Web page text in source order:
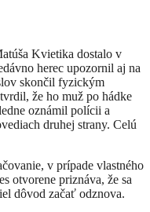
Kvietika dostalo v
herec upozornil aj na
skončil fyzickým
že ho muž po hádke
oznámil polícii a
druhej strany. Celú
v prípade vlastného
otvorene priznáva, že sa
dôvod začať odznova.